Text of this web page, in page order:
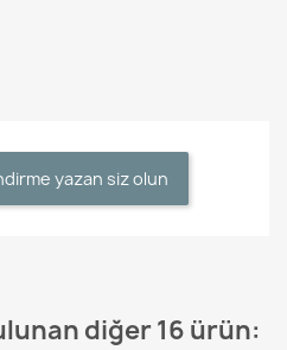
yazan siz olun
diğer 16 ürün: